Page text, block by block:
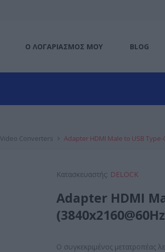
Ο ΛΟΓΑΡΙΑΣΜΌΣ ΜΟΥ BLOG
Video Converters Adapter HDMI Male to USB Type-
Κατασκευαστής: DELOCK
Adapter HDMI
Ο συγκεκριμένος μετατροπέας